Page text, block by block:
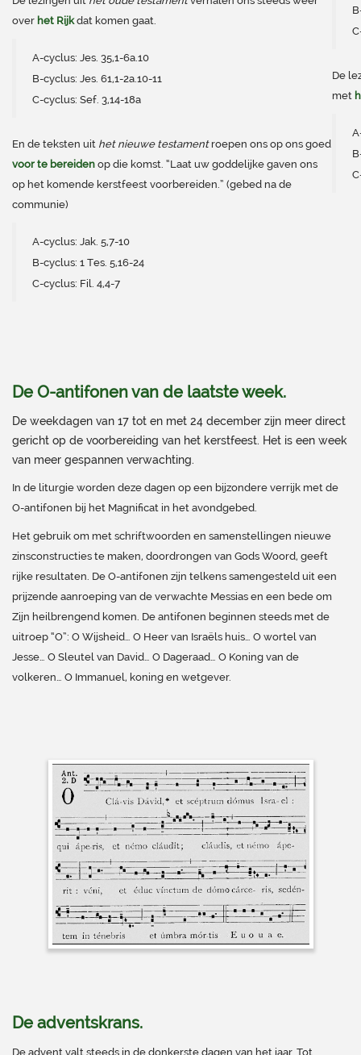
over het Rijkdat komen gaat.
A-cyclus: Jes. 35,1-6a.10
B-cyclus: Jes. 61,1-2a.10-11
C-cyclus: Sef. 3,14-18a
En de teksten uit het nieuwe testament roepen ons op ons goed
voor te bereiden op die komst. “Laat uw goddelijke gaven ons
op het komende kerstfeest voorbereiden.” (gebed na de
communie)
A-cyclus: Jak. 5,7-10
B-cyclus: 1 Tes. 5,16-24
C-cyclus: Fil. 4,4-7
De
met
De O-antifonen van de laatste week.
De weekdagen van 17 tot en met 24 december zijn meer direct
gericht op de voorbereiding van het kerstfeest. Het is een week
van meer gespannen verwachting.
In de liturgie worden deze dagen op een bijzondere verrijk met de
O-antifonen bij het Magnificat in het avondgebed.
Het gebruik om met schriftwoorden en samenstellingen nieuwe
zinsconstructies te maken, doordrongen van Gods Woord, geeft
rijke resultaten. De O-antifonen zijn telkens samengesteld uit een
prijzende aanroeping van de verwachte Messias en een bede om
Zijn heilbrengend komen. De antifonen beginnen steeds met de
uitroep “O”: O Wijsheid… O Heer van Israëls huis… O wortel van
Jesse… O Sleutel van David… O Dageraad… O Koning van de
volkeren… O Immanuel, koning en wetgever.
De adventskrans.
De advent valt steeds in de donkerste dagen van het jaar. Tot